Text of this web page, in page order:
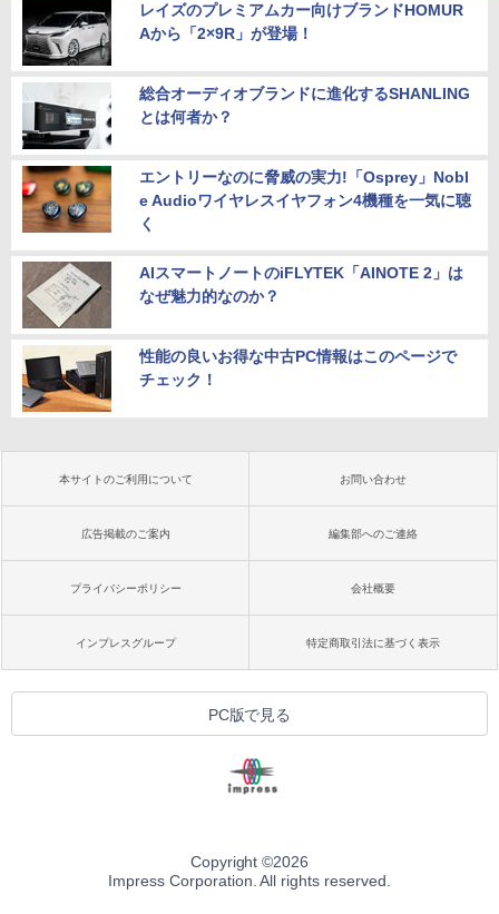
レイズのプレミアムカー向けブランドHOMUR
Aから「2×9R」が登場！
総合オーディオブランドに進化するSHANLING
とは何者か？
エントリーなのに脅威の実力!「Osprey」Nobl
e Audioワイヤレスイヤフォン4機種を一気に聴
く
AIスマートノートのiFLYTEK「AINOTE 2」は
なぜ魅力的なのか？
性能の良いお得な中古PC情報はこのページで
チェック！
本サイトのご利用について お問い合わせ
広告掲載のご案内 編集部へのご連絡
プライバシーポリシー 会社概要
インプレスグループ 特定商取引法に基づく表示
PC版で見る
Copyright ©2026
Impress Corporation. All rights reserved.